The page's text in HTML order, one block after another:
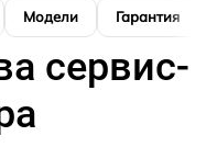
Модели Гарантия
сервис-